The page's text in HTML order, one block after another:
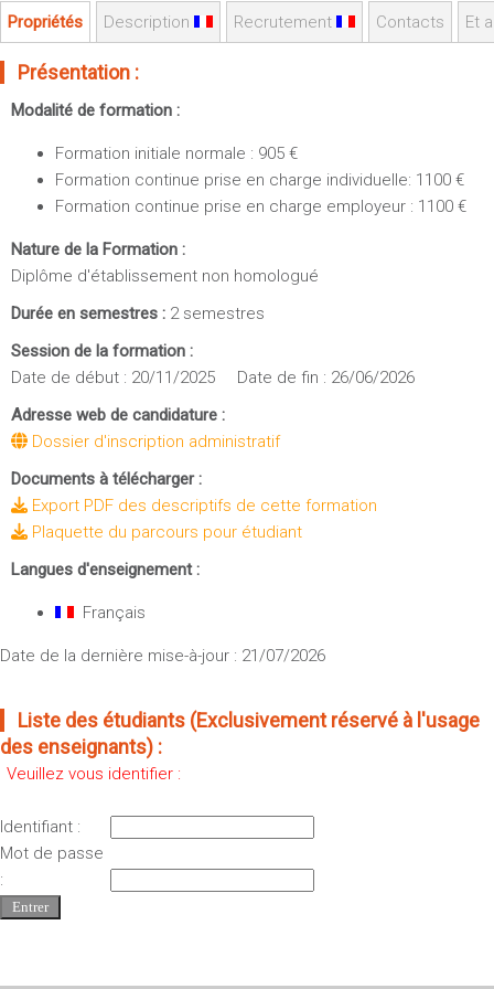
Sportives)
UFR FS (Chimie, Mathématique, Physique)
UFR Biosciences (Biologie, Biochimie)
GEP (Génie Electrique des Procédés - Département composante)
Mécanique (Département composante)
Plan et accès
OUTILS
Intranet des personnels
Messagerie
de Compétences
Propriétés Description Recrutement Contacts Et
Présentation :
Modalité de formation :
Formation initiale normale : 905 €
Formation continue prise en charge individuelle: 1100 €
Formation continue prise en charge employeur : 1100 €
Nature de la Formation :
Diplôme d'établissement non homologué
Durée en semestres : 2 semestres
Session de la formation :
Date de début : 20/11/2025 Date de fin : 26/06/2026
Adresse web de candidature :
Dossier d'inscription administratif
Documents à télécharger :
Export PDF des descriptifs de cette formation
Plaquette du parcours pour étudiant
Langues d'enseignement :
Français
Date de la dernière mise-à-jour : 21/07/2026
Liste des étudiants (Exclusivement réservé à l'usage
des enseignants) :
Veuillez vous identifier :
Identifiant :
Mot de passe
: